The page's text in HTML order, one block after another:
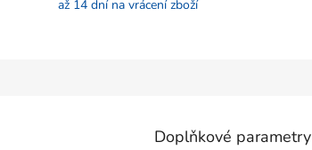
až 14 dní na vrácení zboží
Doplňkové parametry